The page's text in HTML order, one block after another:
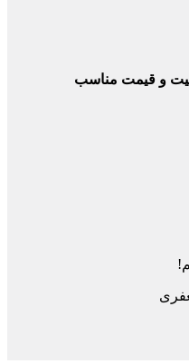
و قیمت مناسب